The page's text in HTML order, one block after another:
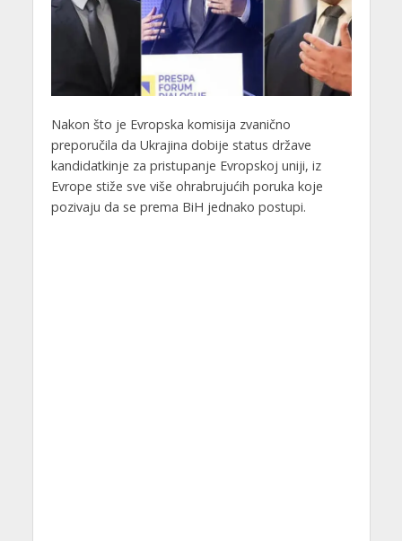
Nakon što je Evropska komisija zvanično
preporučila da Ukrajina dobije status države
kandidatkinje za pristupanje Evropskoj uniji, iz
Evrope stiže sve više ohrabrujućih poruka koje
pozivaju da se prema BiH jednako postupi.